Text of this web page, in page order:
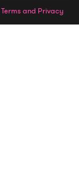
Terms and Privacy